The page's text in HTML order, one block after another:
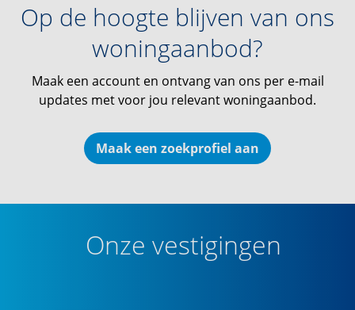
Op de hoogte blijven van ons
woningaanbod?
Maak een account en ontvang van ons per e-mail
updates met voor jou relevant woningaanbod.
Maak een zoekprofiel aan
Onze vestigingen